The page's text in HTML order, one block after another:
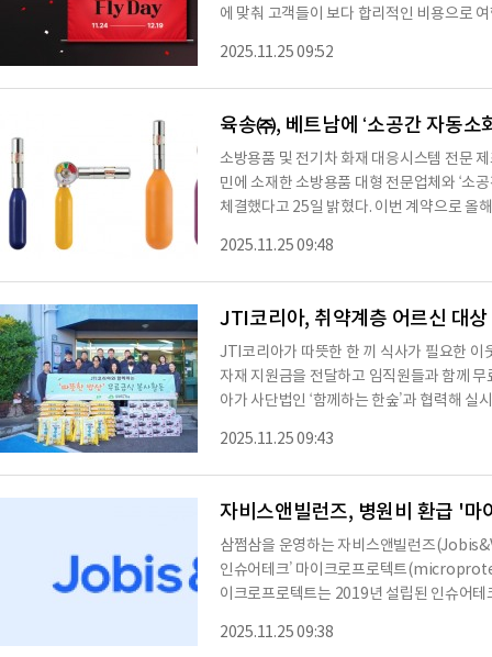
에 맞춰 고객들이 보다 합리적인 비용으로
행 인원을 충족하면 할인 혜택을 받을 수 있
만 원 할인 쿠폰을 제공하는 ‘블랙 타임어택
의 골든 티켓’ 이벤트가 다음 달 7일까지 진
2025.11.25 09:52
육송㈜, 베트남에 ‘소공간 자동소
소방용품 및 전기차 화재 대응시스템 전문
민에 소재한 소방용품 대형 전문업체와 ‘소
체결했다고 25일 밝혔다. 이번 계약으로 올
며, 오는 12월부터 공급을 시작한다. 특히
하고 있으며, 산업화가 진행 중인 태국, 싱
2025.11.25 09:48
JTI코리아, 취약계층 어르신 대
JTI코리아가 따뜻한 한 끼 식사가 필요한
자재 지원금을 전달하고 임직원들과 함께
아가 사단법인 ‘함께하는 한숲’과 협력해
다. 지난 20일 봉사활동에 참여한 JTI코리
치한 부산종합사회복지관 경로식당에서
2025.11.25 09:43
자비스앤빌런즈, 병원비 환급 '마
삼쩜삼을 운영하는 자비스앤빌런즈
인슈어테크’ 마이크로프로텍트
이크로프로텍트는 2019년 설립된 인슈어
도 대비 올해 매출이 약 300% 이상 증가하는 등,
2025.11.25 09:38